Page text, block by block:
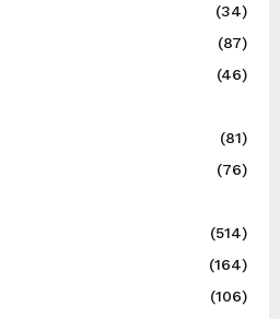
(34)
(87)
(46)
(81)
(76)
(514)
(164)
(106)